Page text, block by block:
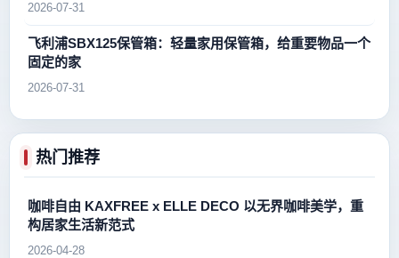
2026-07-31
飞利浦SBX125保管箱：轻量家用保管箱，给重要物品一个
固定的家
2026-07-31
热门推荐
咖啡自由 KAXFREE x ELLE DECO 以无界咖啡美学，重
构居家生活新范式
2026-04-28